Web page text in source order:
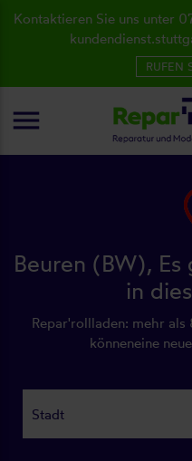
Beuren (BW),
in
Repar'rollladen: mehr
könneneine
Kontaktieren Sie uns unter
RUFEN
menu